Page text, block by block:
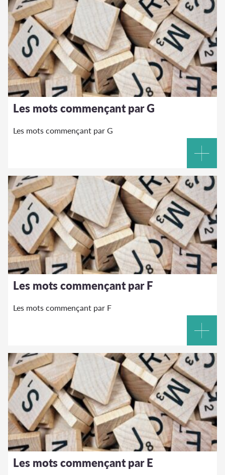
Les mots commençant par G
Les mots commençant par G
Les mots commençant par F
Les mots commençant par F
Les mots commençant par E